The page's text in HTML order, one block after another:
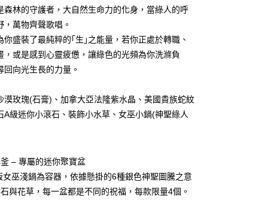
NT$3,000(含以上)免運費
NT$3,000(含以上)免運費
森林的守護者，大自然生命力的化身，當綠人的呼
，萬物齊聲歌唱。
你盛裝了最純粹的｢生｣之能量，若你正處於轉職、
，或是感到心靈疲憊，讓綠色的光頻為你洗滌負
回向光生長的力量。
漠玫瑰(石膏)、加拿大亞法隆紫水晶、美國貴族蛇紋
A級迷你小滾石、裝飾小水草、女巫小鍋(神聖綠人
– 專屬的迷你聚寶盆
女巫淺鍋為容器，依據懸掛的6種銀色神聖圖騰之意
與花草，每一盆都是不同的祝福，每款限量4個。